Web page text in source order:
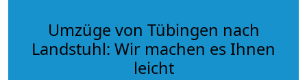
Umzüge von Tübingen nach
Landstuhl: Wir machen es Ihnen
leicht